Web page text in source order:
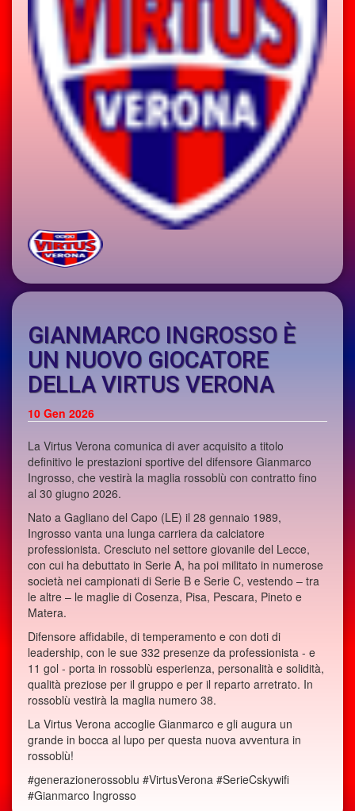
GIANMARCO INGROSSO È
UN NUOVO GIOCATORE
DELLA VIRTUS VERONA
10 Gen 2026
La Virtus Verona comunica di aver acquisito a titolo
definitivo le prestazioni sportive del difensore Gianmarco
Ingrosso, che vestirà la maglia rossoblù con contratto fino
al 30 giugno 2026.
Nato a Gagliano del Capo (LE) il 28 gennaio 1989,
Ingrosso vanta una lunga carriera da calciatore
professionista. Cresciuto nel settore giovanile del Lecce,
con cui ha debuttato in Serie A, ha poi militato in numerose
società nei campionati di Serie B e Serie C, vestendo – tra
le altre – le maglie di Cosenza, Pisa, Pescara, Pineto e
Matera.
Difensore affidabile, di temperamento e con doti di
leadership, con le sue 332 presenze da professionista - e
11 gol - porta in rossoblù esperienza, personalità e solidità,
qualità preziose per il gruppo e per il reparto arretrato. In
rossoblù vestirà la maglia numero 38.
La Virtus Verona accoglie Gianmarco e gli augura un
grande in bocca al lupo per questa nuova avventura in
rossoblù!
#generazionerossoblu #VirtusVerona #SerieCskywifi
#Gianmarco Ingrosso